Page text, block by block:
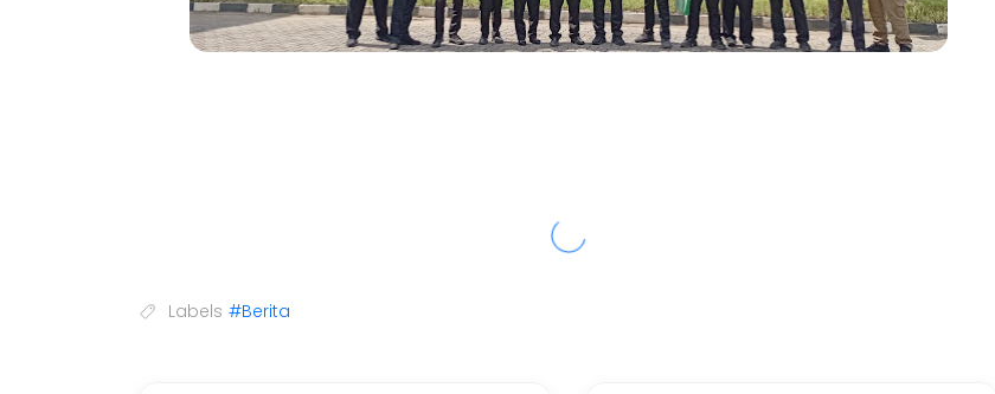
Labels #Berita